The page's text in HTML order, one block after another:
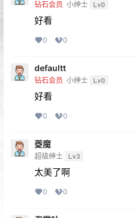
钻石会员 小绅士 Lv0
好看
0 0
defaultt
钻石会员 小绅士 Lv0
好看
0 0
夔魔
超级绅士 Lv3
太美了啊
0 0